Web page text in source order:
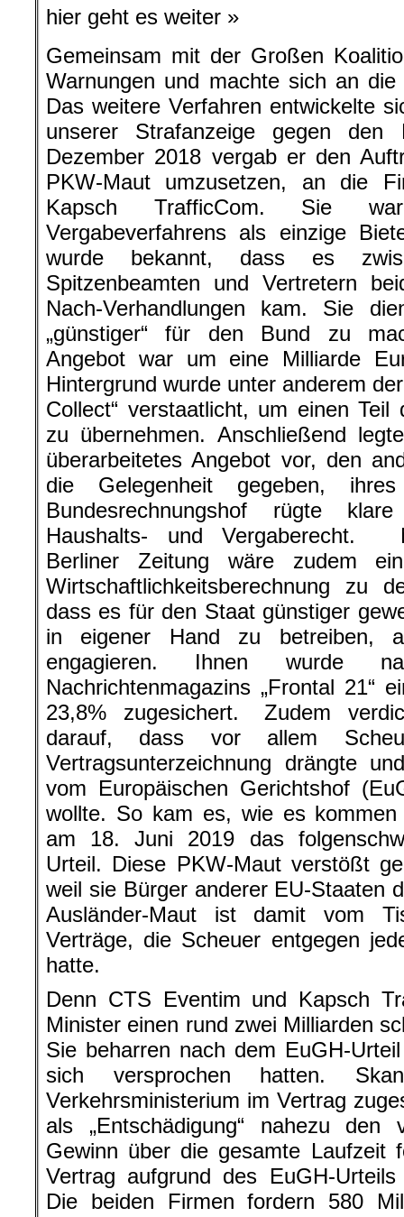
hier geht es weiter »
Gemeinsam mit der Großen
Warnungen und machte sich an
Das weitere Verfahren entwickelte
unserer Strafanzeige gegen
Dezember 2018 vergab er den
PKW-Maut umzusetzen, an die
Kapsch TrafficCom. Sie
Vergabeverfahrens als einzige
wurde bekannt, dass es
Spitzenbeamten und Vertretern
Nach-Verhandlungen kam. Sie
„günstiger“ für den Bund zu
Angebot war um eine Milliarde
Hintergrund wurde unter anderem
Collect“ verstaatlicht, um einen
zu übernehmen. Anschließend
überarbeitetes Angebot vor, den
die Gelegenheit gegeben,
Bundesrechnungshof rügte
Haushalts- und Vergaberecht.
Berliner Zeitung wäre zudem
Wirtschaftlichkeitsberechnung zu
dass es für den Staat günstiger
in eigener Hand zu betreiben,
engagieren. Ihnen wurde
Nachrichtenmagazins „Frontal 21“
23,8% zugesichert. Zudem
darauf, dass vor allem
Vertragsunterzeichnung drängte
vom Europäischen Gerichtshof
wollte. So kam es, wie es
am 18. Juni 2019 das
Urteil. Diese PKW-Maut verstößt
weil sie Bürger anderer EU-Staaten
Ausländer-Maut ist damit vom
Verträge, die Scheuer entgegen
hatte.
Denn CTS Eventim und Kapsch
Minister einen rund zwei Milliarden
Sie beharren nach dem EuGH-
sich versprochen hatten.
Verkehrsministerium im Vertrag
als „Entschädigung“ nahezu den
Gewinn über die gesamte Laufzeit
Vertrag aufgrund des EuGH-
Die beiden Firmen fordern 580